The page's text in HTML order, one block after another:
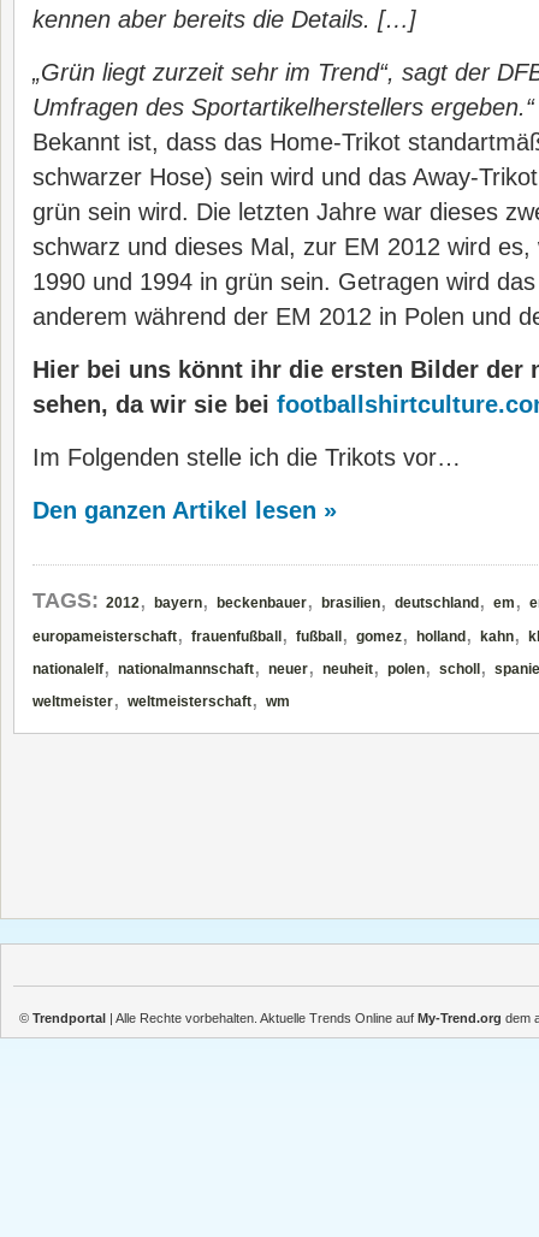
kennen aber bereits die Details. […]
„Grün liegt zurzeit sehr im Trend“, sagt der
Umfragen des Sportartikelherstellers ergeben.“
Bekannt ist, dass das Home-Trikot
schwarzer Hose) sein wird und das Away-
grün sein wird. Die letzten Jahre war dieses
schwarz und dieses Mal, zur EM 2012 wird
1990 und 1994 in grün sein. Getragen wird
anderem während der EM 2012 in Polen und
Hier bei uns könnt ihr die ersten Bilder der
sehen, da wir sie bei
Im Folgenden stelle ich die Trikots vor…
Den ganzen Artikel lesen »
TAGS: 2012, bayern, beckenbauer, brasilien, deutschland , em ,
europameisterschaft, frauenfußball , fußball , gomez, holland , kahn,
nationalelf, nationalmannschaft, neuer, neuheit, polen, scholl ,
weltmeister, weltmeisterschaft, wm
© Trendportal | Alle Rechte vorbehalten. Aktuelle Trends Online auf My-Trend.org dem